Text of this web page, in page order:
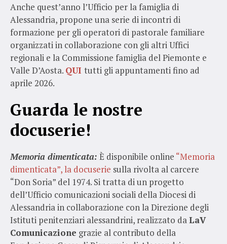
Anche quest’anno l’Ufficio per la famiglia di
Alessandria, propone una serie di incontri di
formazione per gli operatori di pastorale familiare
organizzati in collaborazione con gli altri Uffici
regionali e la Commissione famiglia del Piemonte e
Valle D’Aosta. QUI tutti gli appuntamenti fino ad
aprile 2026.
Guarda le nostre
docuserie!
Memoria dimenticata: È disponibile online “Memoria
dimenticata”, la docuserie sulla rivolta al carcere
“Don Soria” del 1974. Si tratta di un progetto
dell’Ufficio comunicazioni sociali della Diocesi di
Alessandria in collaborazione con la Direzione degli
Istituti penitenziari alessandrini, realizzato daLaV
Comunicazione grazie al contributo della